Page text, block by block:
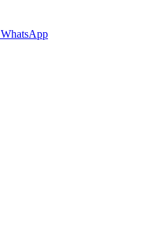
WhatsApp